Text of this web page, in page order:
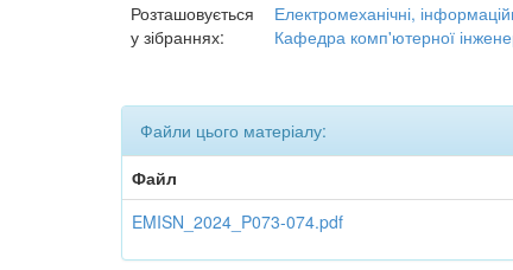
Розташовується
у зібраннях:
Електромеханічні,
Кафедра комп'ютерної
Файли цього матеріалу:
Файл
EMISN_2024_P073-074.pdf